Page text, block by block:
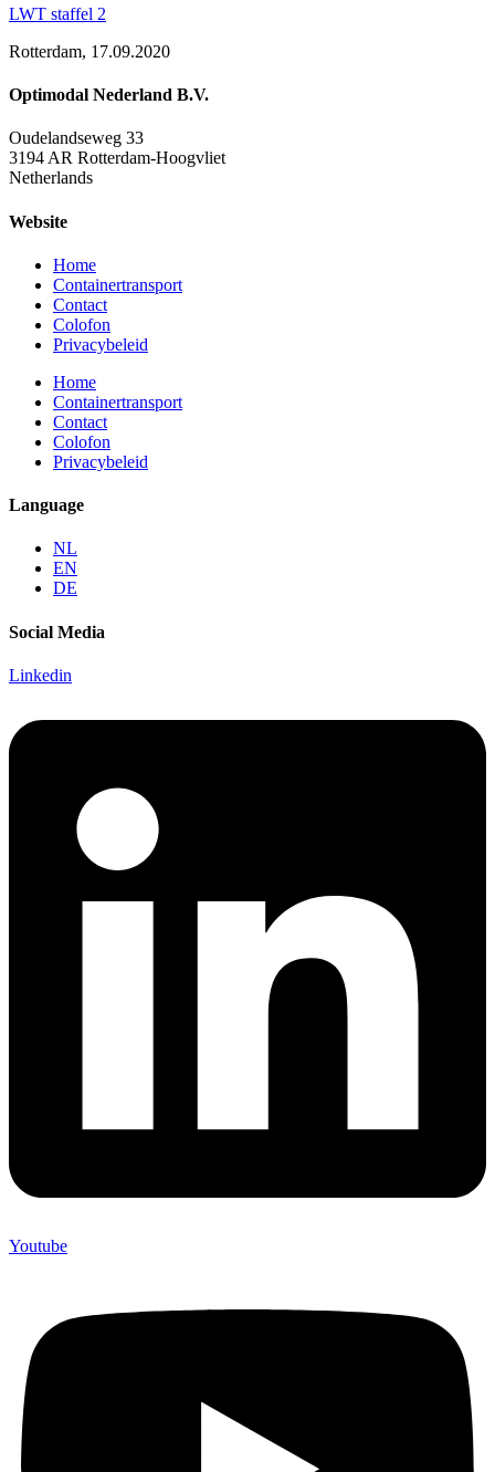
LWT staffel 2
Rotterdam, 17.09.2020
Optimodal Nederland B.V.
Oudelandseweg 33
3194 AR Rotterdam-Hoogvliet
Netherlands
Website
Home
Containertransport
Contact
Colofon
Privacybeleid
Home
Containertransport
Contact
Colofon
Privacybeleid
Language
NL
EN
DE
Social Media
Linkedin
Youtube